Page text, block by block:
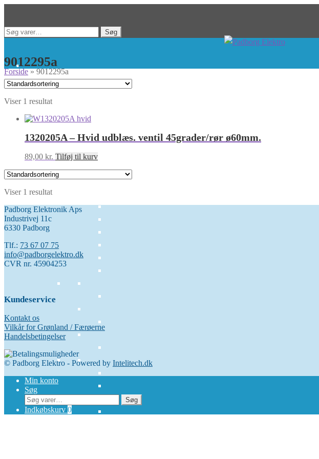
Spring
navigation
Spring
indhold
Søg
Søg
Forside»9012295a
9012295a
Viser 1 resultat
1320205A – Hvid udblæs. ventil 45grader/rør ø60mm.
89,00 kr. Tilføj til kurv
Viser 1 resultat
Padborg Elektronik Aps
Industrivej 11c
6330 Padborg
Tlf.: 73 67 07 75
info@padborgelektro.dk
CVR nr. 45904253
Kundeservice
Kontakt os
Vilkår for Grønland / Færøerne
Handelsbetingelser
© Padborg Elektro - Powered by Intelitech.dk
Min konto
Søg
Søg
efter:
Søg
Indkøbskurv 0